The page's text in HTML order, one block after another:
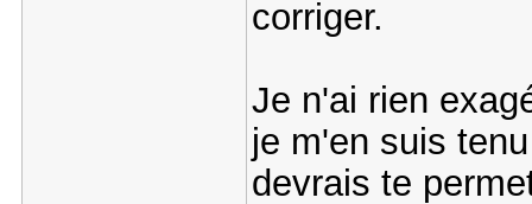
corriger.
Je n'ai rien
je m'en suis
devrais te